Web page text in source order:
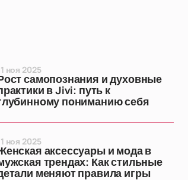
самопознания и духовные
в Jivi: путь к
пониманию себя
ноя 2025
аксессуары и мода в
трендах: Как стильные
меняют правила игры
ноя 2025